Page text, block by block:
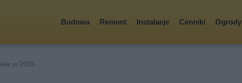
Budowa Remont Instalacje Cenniki Ogrody
w 2026